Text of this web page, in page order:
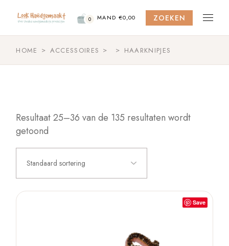
content
0 MAND €0,00 ZOEKEN
HOME ACCESSOIRES HAARKNIPJES
Resultaat 25–36 van de 135 resultaten wordt
getoond
Standaard sortering
Save